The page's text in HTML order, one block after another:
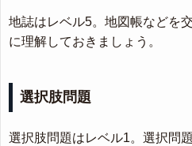
地誌はレベル5。地図帳などを
に理解しておきましょう。
選択肢問題
選択肢問題はレベル1。選択問